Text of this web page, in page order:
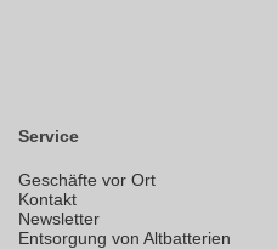
Service
Geschäfte vor Ort
Kontakt
Newsletter
Entsorgung von Altbatterien